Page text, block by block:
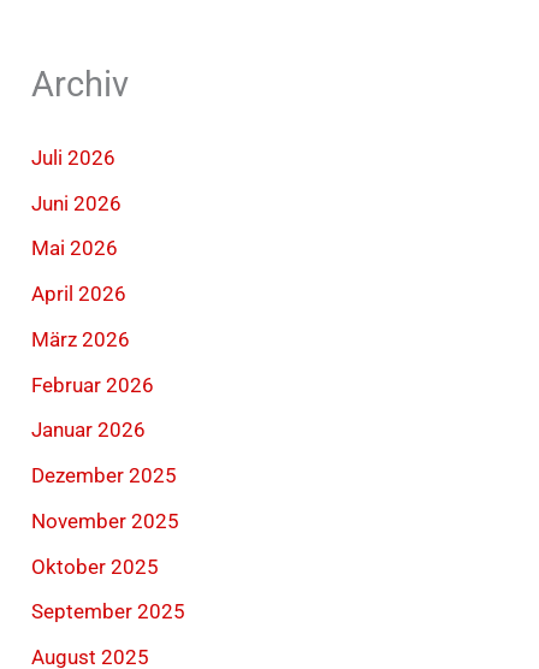
Archiv
Juli 2026
Juni 2026
Mai 2026
April 2026
März 2026
Februar 2026
Januar 2026
Dezember 2025
November 2025
Oktober 2025
September 2025
August 2025